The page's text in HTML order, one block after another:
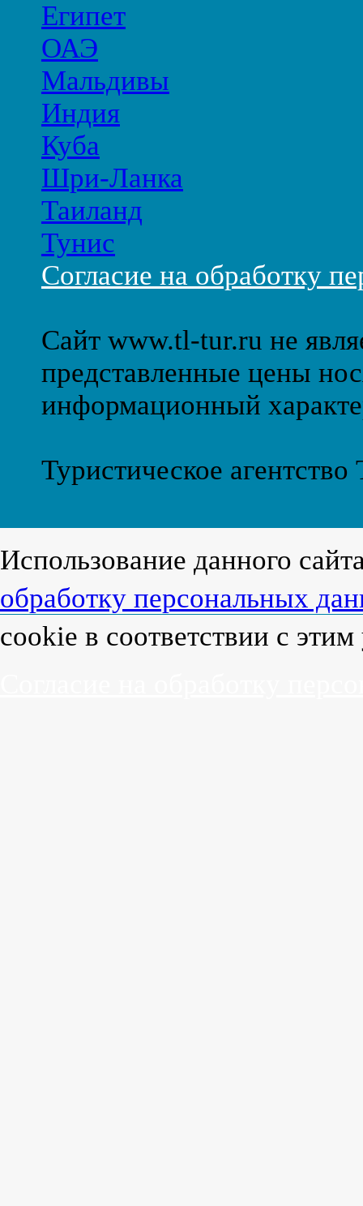
Египет
ОАЭ
Мальдивы
Индия
Куба
Шри-Ланка
Таиланд
Тунис
Согласие на обработку
Сайт www.tl-tur.ru не
представленные цены
информационный
Туристическое
Использование данного
обработку персональных
cookie в соответствии с